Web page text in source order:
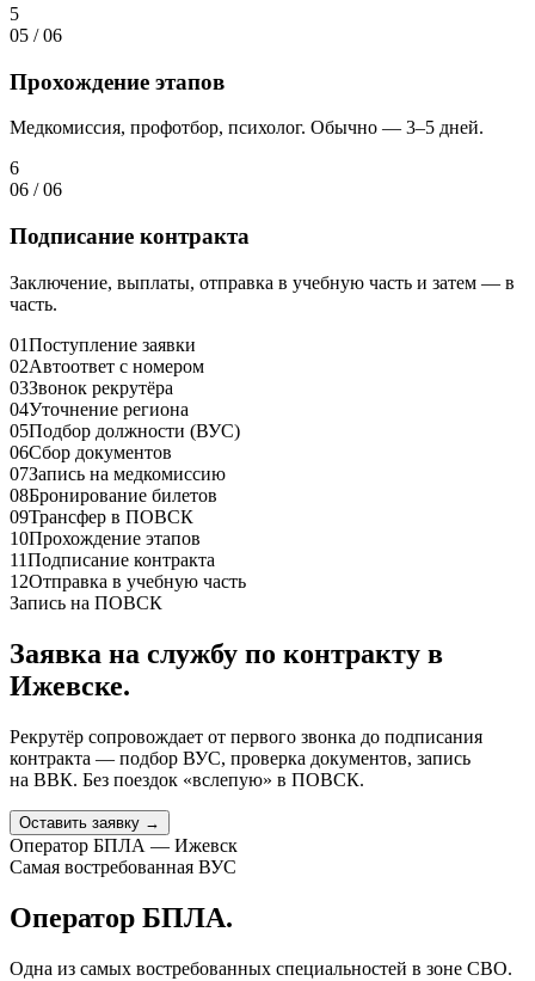
5
05 /06
Прохождение этапов
Медкомиссия, профотбор, психолог. Обычно — 3–5 дней.
6
06 /06
Подписание контракта
Заключение, выплаты, отправка в учебную часть и затем — в
часть.
01Поступление заявки
02Автоответ с номером
03Звонок рекрутёра
04Уточнение региона
05Подбор должности (ВУС)
06Сбор документов
07Запись на медкомиссию
08Бронирование билетов
09Трансфер в ПОВСК
10Прохождение этапов
11Подписание контракта
12Отправка в учебную часть
Запись на ПОВСК
Заявка на службу по контракту в
Ижевске.
Рекрутёр сопровождает от первого звонка до подписания
контракта — подбор ВУС, проверка документов, запись
на ВВК. Без поездок «вслепую» в ПОВСК.
Оставить заявку →
Оператор БПЛА — Ижевск
Самая востребованная ВУС
Оператор БПЛА.
Одна из самых востребованных специальностей в зоне СВО.